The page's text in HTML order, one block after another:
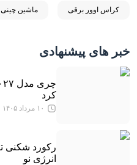
کراس اوور برقی ماشین چینی
خبر های پیشنهادی
کرد
۱۰ مرداد ۱۴۰۵
انرژی نو